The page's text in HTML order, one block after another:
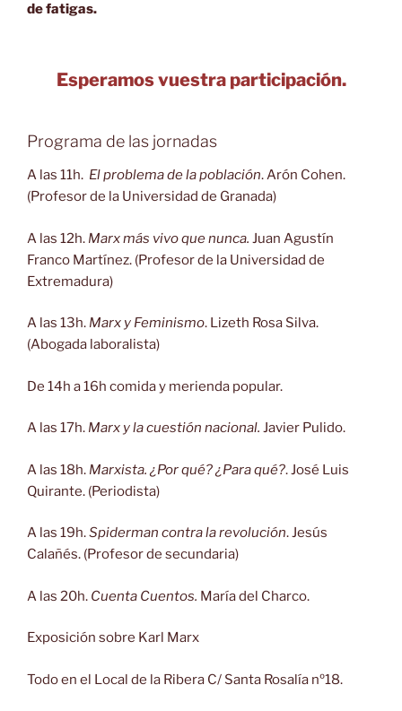
de fatigas.
Esperamos vuestra participación.
Programa de las jornadas
A las 11h. El problema de la población. Arón Cohen.
(Profesor de la Universidad de Granada)
A las 12h. Marx más vivo que nunca. Juan Agustín
Franco Martínez. (Profesor de la Universidad de
Extremadura)
A las 13h. Marx y Feminismo. Lizeth Rosa Silva.
(Abogada laboralista)
De 14h a 16h comida y merienda popular.
A las 17h. Marx y la cuestión nacional. Javier Pulido.
A las 18h. Marxista. ¿Por qué? ¿Para qué?. José Luis
Quirante. (Periodista)
A las 19h.Spiderman contra la revolución. Jesús
Calañés. (Profesor de secundaria)
A las 20h. Cuenta Cuentos. María del Charco.
Exposición sobre Karl Marx
Todo en el Local de la Ribera C/ Santa Rosalía nº18.